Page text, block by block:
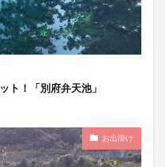
ト！「別府弁天池」
お出掛け